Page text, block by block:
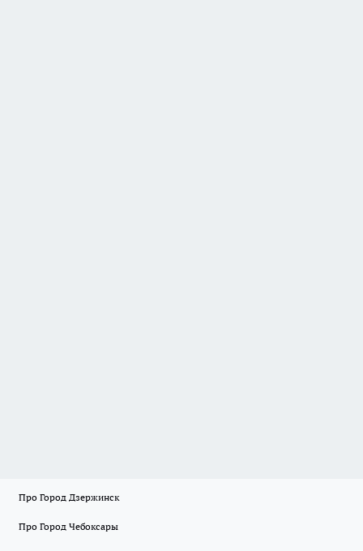
Про Город Дзержинск
Про Город Чебоксары